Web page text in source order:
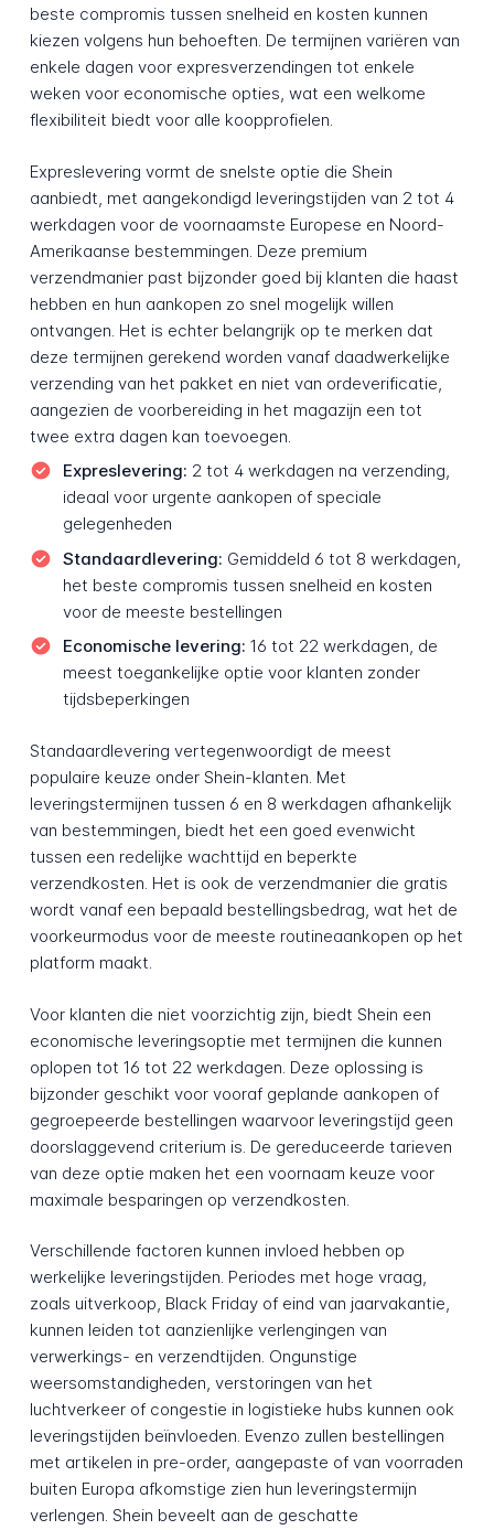
beste compromis tussen snelheid en kosten kunnen
kiezen volgens hun behoeften. De termijnen variëren van
enkele dagen voor expresverzendingen tot enkele
weken voor economische opties, wat een welkome
flexibiliteit biedt voor alle koopprofielen.
Expreslevering vormt de snelste optie die Shein
aanbiedt, met aangekondigd leveringstijden van 2 tot 4
werkdagen voor de voornaamste Europese en Noord-
Amerikaanse bestemmingen. Deze premium
verzendmanier past bijzonder goed bij klanten die haast
hebben en hun aankopen zo snel mogelijk willen
ontvangen. Het is echter belangrijk op te merken dat
deze termijnen gerekend worden vanaf daadwerkelijke
verzending van het pakket en niet van ordeverificatie,
aangezien de voorbereiding in het magazijn een tot
twee extra dagen kan toevoegen.
Expreslevering: 2 tot 4 werkdagen na verzending,
ideaal voor urgente aankopen of speciale
gelegenheden
Standaardlevering: Gemiddeld 6 tot 8 werkdagen,
het beste compromis tussen snelheid en kosten
voor de meeste bestellingen
Economische levering: 16 tot 22 werkdagen, de
meest toegankelijke optie voor klanten zonder
tijdsbeperkingen
Standaardlevering vertegenwoordigt de meest
populaire keuze onder Shein-klanten. Met
leveringstermijnen tussen 6 en 8 werkdagen afhankelijk
van bestemmingen, biedt het een goed evenwicht
tussen een redelijke wachttijd en beperkte
verzendkosten. Het is ook de verzendmanier die gratis
wordt vanaf een bepaald bestellingsbedrag, wat het de
voorkeurmodus voor de meeste routineaankopen op het
platform maakt.
Voor klanten die niet voorzichtig zijn, biedt Shein een
economische leveringsoptie met termijnen die kunnen
oplopen tot 16 tot 22 werkdagen. Deze oplossing is
bijzonder geschikt voor vooraf geplande aankopen of
gegroepeerde bestellingen waarvoor leveringstijd geen
doorslaggevend criterium is. De gereduceerde tarieven
van deze optie maken het een voornaam keuze voor
maximale besparingen op verzendkosten.
Verschillende factoren kunnen invloed hebben op
werkelijke leveringstijden. Periodes met hoge vraag,
zoals uitverkoop, Black Friday of eind van jaarvakantie,
kunnen leiden tot aanzienlijke verlengingen van
verwerkings- en verzendtijden. Ongunstige
weersomstandigheden, verstoringen van het
luchtverkeer of congestie in logistieke hubs kunnen ook
leveringstijden beïnvloeden. Evenzo zullen bestellingen
met artikelen in pre-order, aangepaste of van voorraden
buiten Europa afkomstige zien hun leveringstermijn
verlengen. Shein beveelt aan de geschatte